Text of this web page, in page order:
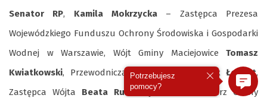
Senator RP, Kamila Mokrzycka – Zastępca Prezesa
Wojewódzkiego Funduszu Ochrony Środowiska i Gospodarki
Wodnej w Warszawie, Wójt Gminy Maciejowice Tomasz
Kwiatkowski, Przewodniczący Rady Gminy Jacek Łoskot,
Zastępca Wójta Beata Rulak-Fryc oraz Sekretarz Gminy
Potrzebujesz
pomocy?